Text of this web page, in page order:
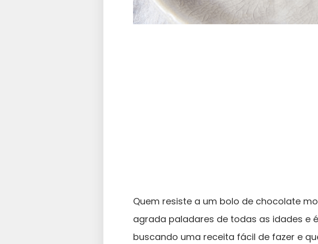
Quem resiste a um bolo de chocolate
agrada paladares de todas as idades e
buscando uma receita fácil de fazer e